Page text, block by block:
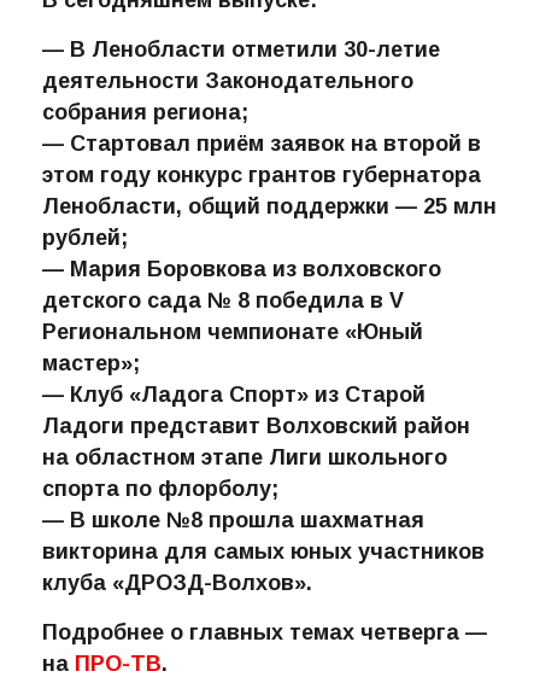
— В Ленобласти отметили 30-летие
деятельности Законодательного
собрания региона;
— Стартовал приём заявок на второй в
этом году конкурс грантов губернатора
Ленобласти, общий поддержки — 25 млн
рублей;
— Мария Боровкова из волховского
детского сада № 8 победила в V
Региональном чемпионате «Юный
мастер»;
— Клуб «Ладога Спорт» из Старой
Ладоги представит Волховский район
на областном этапе Лиги школьного
спорта по флорболу;
— В школе №8 прошла шахматная
викторина для самых юных участников
клуба «ДРОЗД-Волхов».
Подробнее о главных темах четверга —
на ПРО-ТВ.